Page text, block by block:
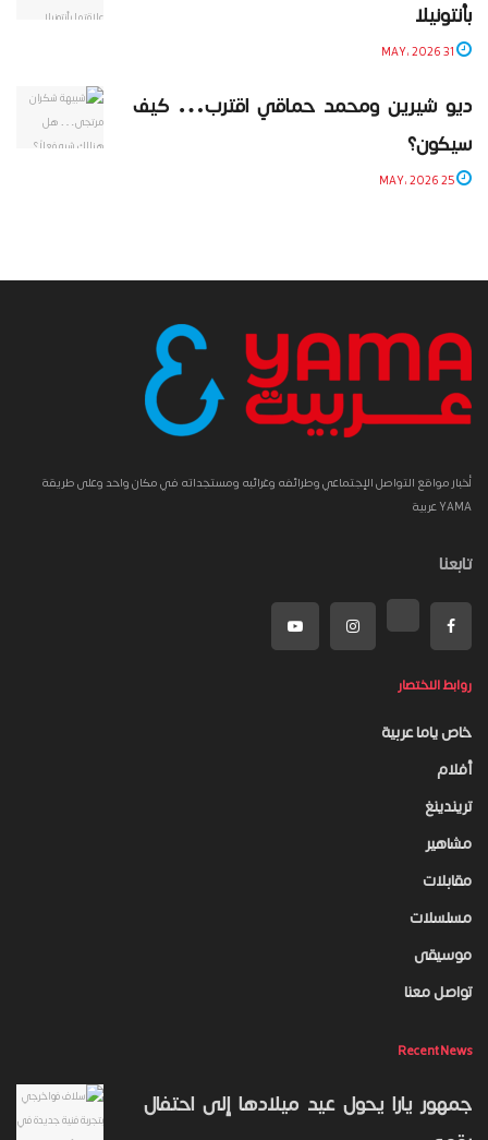
بأنتونيلا
ديو شيرين ومحمد حماقي اقترب… كيف
سيكون؟
أخبار مواقع التواصل الإجتماعي وطرائفه وغرائبه ومستجداته في مكان واحد وعلى طريقة
YAMA عربية
تابعنا
روابط الاختصار
خاص ياما عربية
أفلام
تريندينغ
مشاهير
مقابلات
مسلسلات
موسيقى
تواصل معنا
Recent News
جمهور يارا يحول عيد ميلادها إلى احتفال